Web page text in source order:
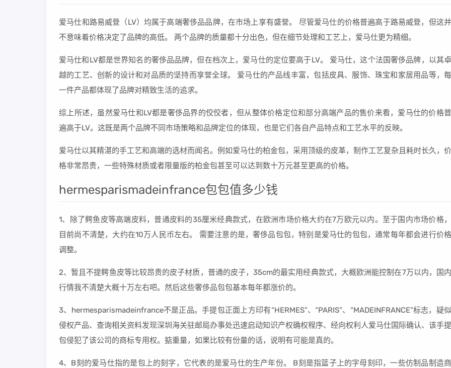
爱马仕和路易威登（LV）均属于高端奢侈品品牌，在市场上享有盛誉。 尽管爱马仕的价格普遍高于路易威登，但这并
不意味着价格决定了品牌的高低。 两个品牌的质量都十分出色，但在细节处理和工艺上，爱马仕更为精细。
爱马仕和LV都是世界知名的奢侈品品牌，但在档次上，爱马仕的定位要高于LV。 爱马仕，这个法国奢侈品牌，以其卓
越的工艺、创新的设计和对品质的坚持而享誉全球。 爱马仕的产品线丰富，包括皮具、服饰、珠宝和家居用品等，每
一件产品都体现了品牌对精致生活的追求。
综上所述，虽然爱马仕和LV都是奢侈品界的佼佼者，但从整体价格定位和部分高端产品的售价来看，爱马仕的价格普
遍高于LV。这既是两个品牌不同市场策略和品牌定位的体现，也是它们各自产品特点和工艺水平的反映。
爱马仕以其精湛的手工艺和高端的选材而闻名。例如爱马仕的柏金包，采用顶级的皮革，制作工艺复杂且耗时长久，价
格非常昂贵，一些特殊材质或者限量版的柏金包甚至可以达到数十万元甚至更高的价格。
hermesparismadeinfrance包包值多少钱
1、除了鳄鱼皮等高端皮料，普通皮料的35厘米经典款式，在欧洲市场价格大约在7万欧元以内。至于国内市场价格，
目前尚不清楚，大约在10万人民币左右。 需要注意的是，奢侈品包包，特别是爱马仕的包包，通常每年都会进行价格
调整。
2、暂且不提鳄鱼皮等比较昂贵的皮子材质，普通的皮子，35cm的最实用经典款式，大概欧洲能控制在7万以内，国内
行情我不清楚大概十万左右吧。然后这些奢侈品包包基本每年都涨价的。
3、hermesparismadeinfrance不是正品。手提包正面上方印有“HERMES”、“PARIS”、“MADEINFRANCE”标志，疑似
侵权产品、查询相关资料发现深圳海关驻邮局办事处迅速启动知识产权确权程序、经向权利人爱马仕国际确认、该手提
包侵犯了该公司的商标专用权。掂重量，如果比较有份量的话，说明有可能是真的。
4、B刻的爱马仕指的是包上的刻字，它代表的是爱马仕的生产年份。 B刻是指篮子上的字母刻印，一些仿制品制造商